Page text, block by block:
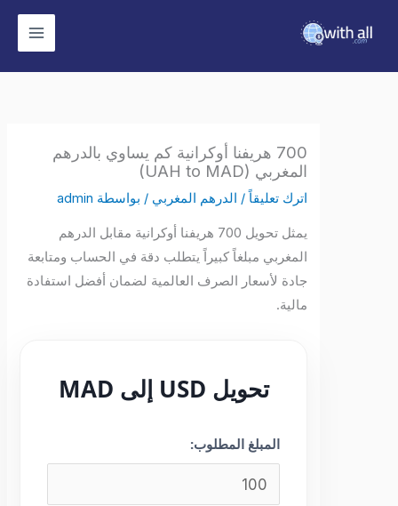
700 هريفنا أوكرانية كم يساوي بالدرهم
المغربي (UAH to MAD)
اترك تعليقاً /الدرهم المغربي/ بواسطة admin
يمثل تحويل 700 هريفنا أوكرانية مقابل الدرهم
المغربي مبلغاً كبيراً يتطلب دقة في الحساب ومتابعة
جادة لأسعار الصرف العالمية لضمان أفضل استفادة
مالية.
تحويل USD إلى MAD
المبلغ المطلوب: